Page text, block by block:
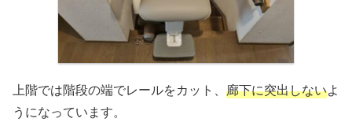
上階では階段の端でレールをカット、 廊下に突出しないよ
うになっています。